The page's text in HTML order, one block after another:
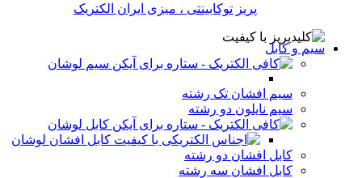
پریز توکابینتی ، میزی ایران الکتریک
سیم و کابل
سیم لوشان
سیم افشان تک رشته
سیم نایلون دو رشته
کابل لوشان
کابل افشان لوشان
کابل افشان دو رشته
کابل افشان سه رشته